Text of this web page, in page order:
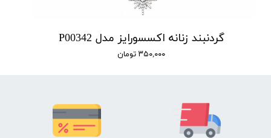
گردنبند زنانه اکسسورایز مدل P00342
۳۵۰,۰۰۰ تومان